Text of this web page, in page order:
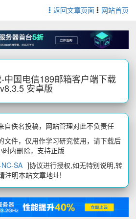
返回文章页面 网站首页
中国电信189邮箱客户端下载
v8.3.5 安卓版
自佚名投稿，网站管理对此不负责任
文件，仅用作学习研究使用，请下载后
时内删除，支持正版
NC-SA ]协议进行授权,如无特别说明,转
注明本站文章地址!